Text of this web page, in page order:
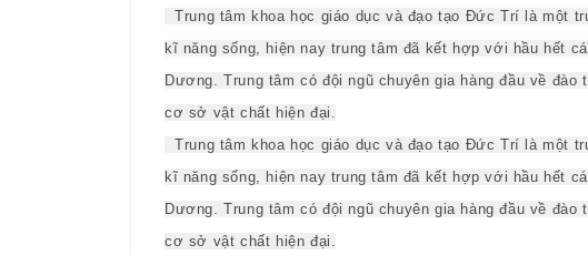
Trung tâm khoa học giáo dục và đạo tạo Đức Trí là một
kĩ năng sống, hiện nay trung tâm đã kết hợp với hầu hết
Dương. Trung tâm có đội ngũ chuyên gia hàng đầu về
cơ sở vật chất hiện đại.
Trung tâm khoa học giáo dục và đạo tạo Đức Trí là một
kĩ năng sống, hiện nay trung tâm đã kết hợp với hầu hết
Dương. Trung tâm có đội ngũ chuyên gia hàng đầu về
cơ sở vật chất hiện đại.